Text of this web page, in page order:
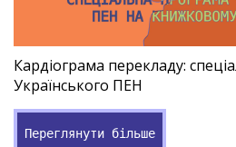
Кардіограма перекладу:
Українського ПЕН
Переглянути більше